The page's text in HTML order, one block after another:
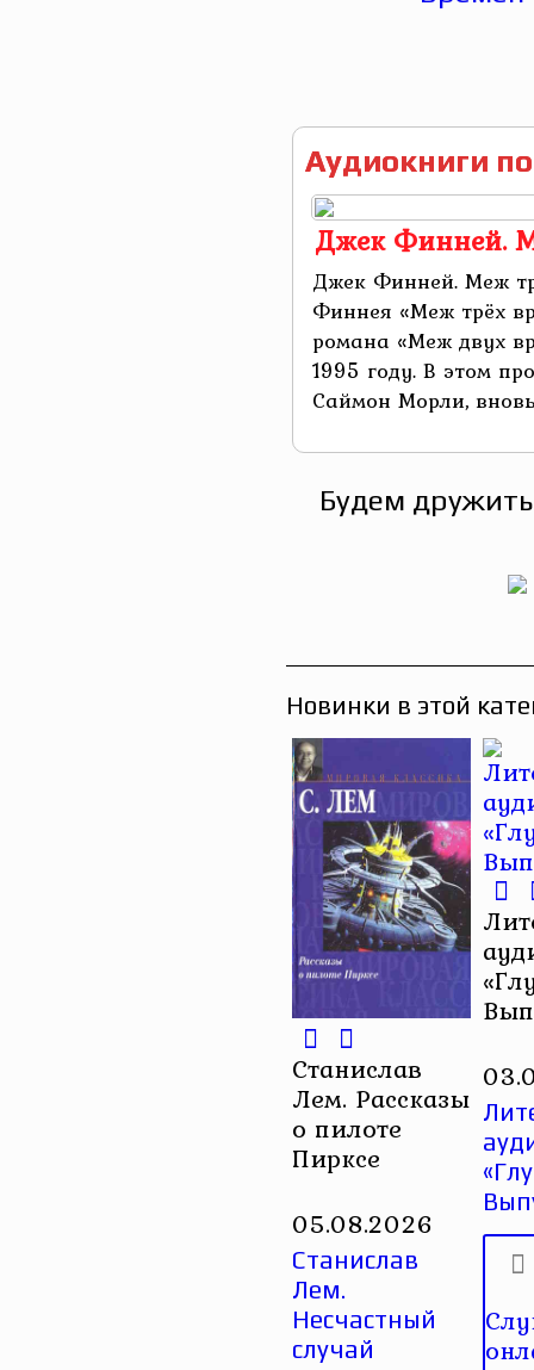
Аудиокниги
Джек Финней.
Джек Финней. Меж
Финнея «Меж трёх
романа «Меж двух
1995 году. В этом
Саймон Морли,
Будем
Новинки в этой
Станислав
Лем. Рассказы
о пилоте
Пирксе
05.08.2026
Станислав
Лем.
Несчастный
случай